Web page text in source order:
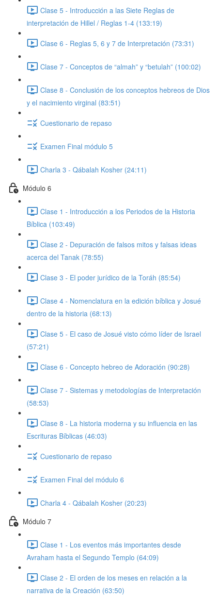
Clase 5 - Introducción a las Siete Reglas de
interpretación de Hillel / Reglas 1-4 (133:19)
Clase 6 - Reglas 5, 6 y 7 de Interpretación (73:31)
Clase 7 - Conceptos de “almah” y “betulah” (100:02)
Clase 8 - Conclusión de los conceptos hebreos de Dios
y el nacimiento virginal (83:51)
Cuestionario de repaso
Examen Final módulo 5
Charla 3 - Qábalah Kosher (24:11)
Módulo 6
Clase 1 - Introducción a los Periodos de la Historia
Bíblica (103:49)
Clase 2 - Depuración de falsos mitos y falsas ideas
acerca del Tanak (78:55)
Clase 3 - El poder jurídico de la Toráh (85:54)
Clase 4 - Nomenclatura en la edición bíblica y Josué
dentro de la historia (68:13)
Clase 5 - El caso de Josué visto cómo líder de Israel
(57:21)
Clase 6 - Concepto hebreo de Adoración (90:28)
Clase 7 - Sistemas y metodologías de Interpretación
(58:53)
Clase 8 - La historia moderna y su influencia en las
Escrituras Bíblicas (46:03)
Cuestionario de repaso
Examen Final del módulo 6
Charla 4 - Qábalah Kosher (20:23)
Módulo 7
Clase 1 - Los eventos más importantes desde
Avraham hasta el Segundo Templo (64:09)
Clase 2 - El orden de los meses en relación a la
narrativa de la Creación (63:50)